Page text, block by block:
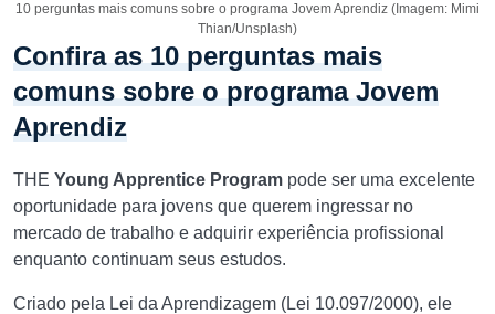
10 perguntas mais comuns sobre o programa Jovem Aprendiz (Imagem: Mimi
Thian/Unsplash)
Confira as 10 perguntas mais
comuns sobre o programa Jovem
Aprendiz
THE Young Apprentice Program pode ser uma excelente
oportunidade para jovens que querem ingressar no
mercado de trabalho e adquirir experiência profissional
enquanto continuam seus estudos.
Criado pela Lei da Aprendizagem (Lei 10.097/2000), ele